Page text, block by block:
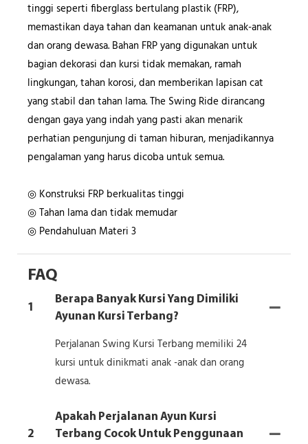
tinggi seperti fiberglass bertulang plastik (FRP),
memastikan daya tahan dan keamanan untuk anak-anak
dan orang dewasa. Bahan FRP yang digunakan untuk
bagian dekorasi dan kursi tidak memakan, ramah
lingkungan, tahan korosi, dan memberikan lapisan cat
yang stabil dan tahan lama. The Swing Ride dirancang
dengan gaya yang indah yang pasti akan menarik
perhatian pengunjung di taman hiburan, menjadikannya
pengalaman yang harus dicoba untuk semua.
◎ Konstruksi FRP berkualitas tinggi
◎ Tahan lama dan tidak memudar
◎ Pendahuluan Materi 3
FAQ
1
Berapa Banyak Kursi Yang Dimiliki
Ayunan Kursi Terbang?
Perjalanan Swing Kursi Terbang memiliki 24
kursi untuk dinikmati anak -anak dan orang
dewasa.
2
Apakah Perjalanan Ayun Kursi
Terbang Cocok Untuk Penggunaan